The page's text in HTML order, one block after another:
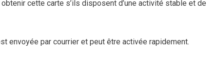
cette carte s’ils disposent d’une activité stable et de
envoyée par courrier et peut être activée rapidement.